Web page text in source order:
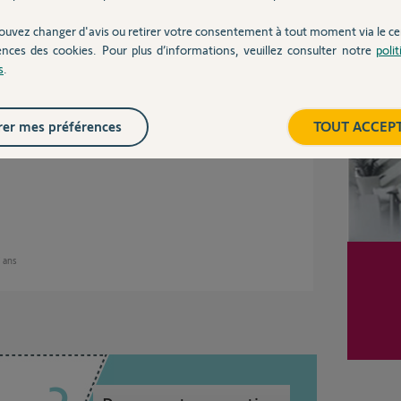
votre nom, je viens de vous renvoyer
de 24h00 pour cliquer sur le lien qu'il
ans
changer d'avis ou retirer votre consentement à tout moment via le
des cookies. Pour plus d’informations, veuillez consulter notre
TOUT
mes préférences